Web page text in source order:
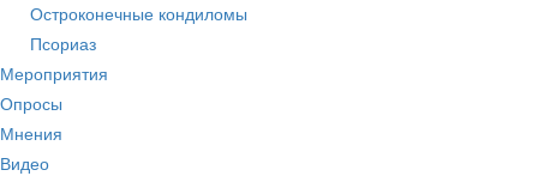
Остроконечные кондиломы
Псориаз
Мероприятия
Опросы
Мнения
Видео